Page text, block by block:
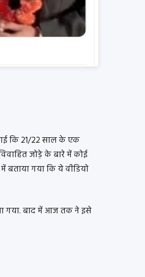
कि 21/22 साल के एक
जोड़े के बारे में कोई
बताया गया कि ये वीडियो
गया. बाद में आज तक ने इसे